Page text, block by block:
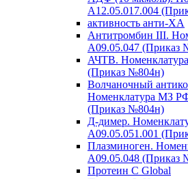
A12.05.017.004
активность анти-ХА
Антитромбин III.
A09.05.047 (Приказ
АЧТВ.
(Приказ №804н)
Волчаночный
Номенклатура МЗ
(Приказ №804н)
Д-димер.
A09.05.051.001
Плазминоген.
A09.05.048 (Приказ
Протеин C Global